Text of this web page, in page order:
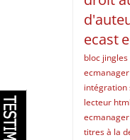
ecast
bloc jingles
intégration
lecteur
titres à la